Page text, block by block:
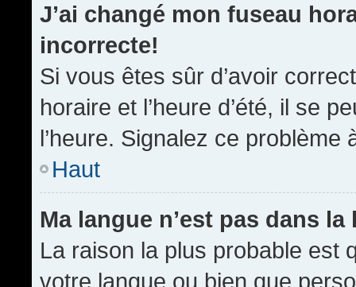
J’ai changé mon fuseau
incorrecte!
Si vous êtes sûr d’avoir
horaire et l’heure d’été, il se
l’heure. Signalez ce problème
Haut
Ma langue n’est pas dans la
La raison la plus probable est
votre langue ou bien que